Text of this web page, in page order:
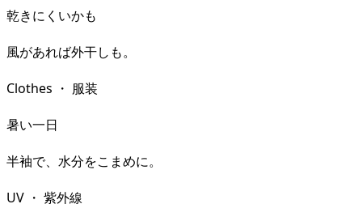
乾きにくいかも
風があれば外干しも。
Clothes ・ 服装
暑い一日
半袖で、水分をこまめに。
UV ・ 紫外線